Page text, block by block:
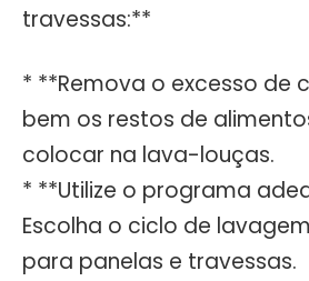
travessas:**
* **Remova o excesso de
bem os restos de
colocar na lava-louças.
* **Utilize o programa
Escolha o ciclo de
para panelas e travessas.